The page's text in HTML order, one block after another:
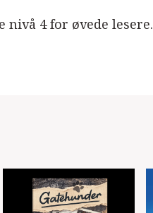
nivå 4 for øvede lesere.